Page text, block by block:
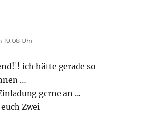
19:08 Uhr
ich hätte gerade so
…
gerne an …
Zwei